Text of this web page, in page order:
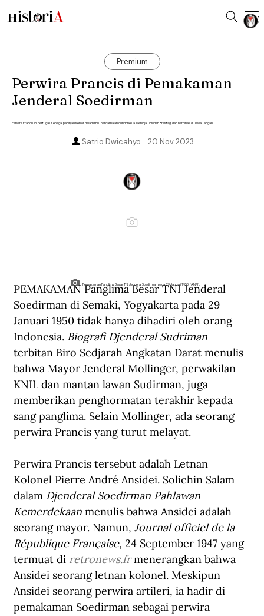
Premium
Perwira Prancis di Pemakaman
Jenderal Soedirman
Perwira Prancis ini bertugas sebagai peninjau senior dalam misi perdamaian di Indonesia. Meninjau insiden Brastagi dan berdinas di Jawa Tengah.
20 Nov 2023
Satrio Dwicahyo
Pemakaman Panglima Besar TNI Jenderal Soedirman pada 29 Januari 1950. (ANRI).
PEMAKAMAN Panglima Besar TNI Jenderal
Soedirman di Semaki, Yogyakarta pada 29
Januari 1950 tidak hanya dihadiri oleh orang
Indonesia. Biografi Djenderal Sudriman
terbitan Biro Sedjarah Angkatan Darat menulis
bahwa Mayor Jenderal Mollinger, perwakilan
KNIL dan mantan lawan Sudirman, juga
memberikan penghormatan terakhir kepada
sang panglima. Selain Mollinger, ada seorang
perwira Prancis yang turut melayat.
Perwira Prancis tersebut adalah Letnan
Kolonel Pierre André Ansidei. Solichin Salam
dalam Djenderal Soedirman Pahlawan
Kemerdekaan menulis bahwa Ansidei adalah
seorang mayor. Namun, Journal officiel de la
République Française, 24 September 1947 yang
termuat di retronews.fr menerangkan bahwa
Ansidei seorang letnan kolonel. Meskipun
Ansidei seorang perwira artileri, ia hadir di
pemakaman Soedirman sebagai perwira